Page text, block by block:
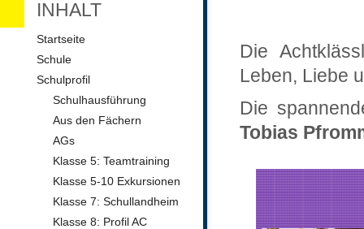
Die
Leben, Liebe
Die
Tobias
INHALT
Navigation
Startseite
Schule
Schulprofil
Schulhausführung
Aus den Fächern
AGs
Klasse 5: Teamtraining
Klasse 5-10 Exkursionen
Klasse 7: Schullandheim
Klasse 8: Profil AC